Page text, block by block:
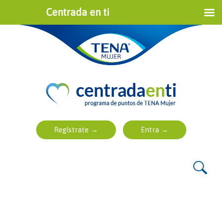
Centrada en ti